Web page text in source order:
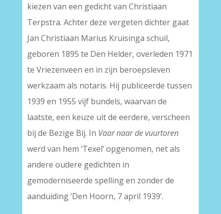
kiezen van een gedicht van Christiaan
Terpstra. Achter deze vergeten dichter gaat
Jan Christiaan Marius Kruisinga schuil,
geboren 1895 te Den Helder, overleden 1971
te Vriezenveen en in zijn beroepsleven
werkzaam als notaris. Hij publiceerde tussen
1939 en 1955 vijf bundels, waarvan de
laatste, een keuze uit de eerdere, verscheen
bij de Bezige Bij. In Vaar naar de vuurtoren
werd van hem ‘Texel’ opgenomen, net als
andere oudere gedichten in
gemoderniseerde spelling en zonder de
aanduiding ‘Den Hoorn, 7 april 1939’.